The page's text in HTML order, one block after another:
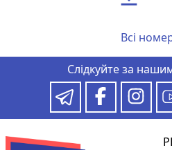
Всі
Слідкуйте за